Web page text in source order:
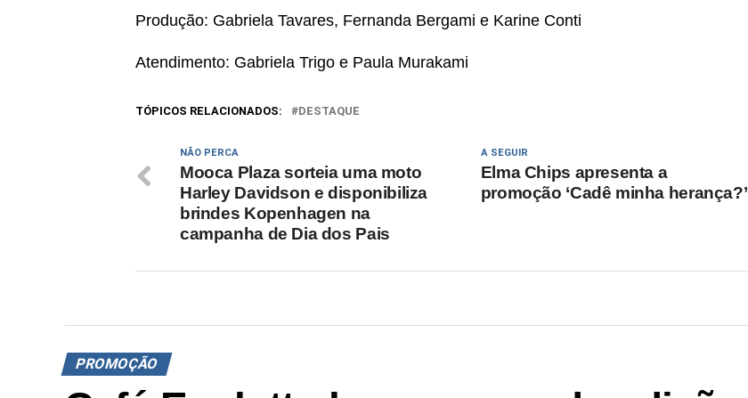
Produção: Gabriela Tavares, Fernanda Bergami e Karine Conti
Atendimento: Gabriela Trigo e Paula Murakami
TÓPICOS RELACIONADOS: DESTAQUE
A SEGUIR
Elma Chips apresenta a
promoção ‘Cadê minha herança?’
NÃO PERCA
Mooca Plaza sorteia uma moto
Harley Davidson e disponibiliza
brindes Kopenhagen na
campanha de Dia dos Pais
PROMOÇÃO